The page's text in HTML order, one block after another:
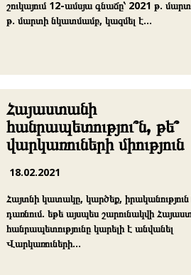
շուկայում 12-ամսյա գնաճը՝ 2021 թ.
թ. մարտի նկատմամբ, կազմել է…
Հայաստանի
հանրապետությու՞ն, թե՞
վարկառուների միություն
18.02.2021
Հայտնի կատակը, կարծեք, իրականություն
դառնում. եթե այսպես շարունակվի
հանրապետությունը կարելի է անվանել
Վարկառուների…